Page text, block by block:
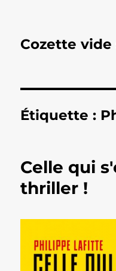
Cozette vide
Étiquette :
Celle qui
thriller !